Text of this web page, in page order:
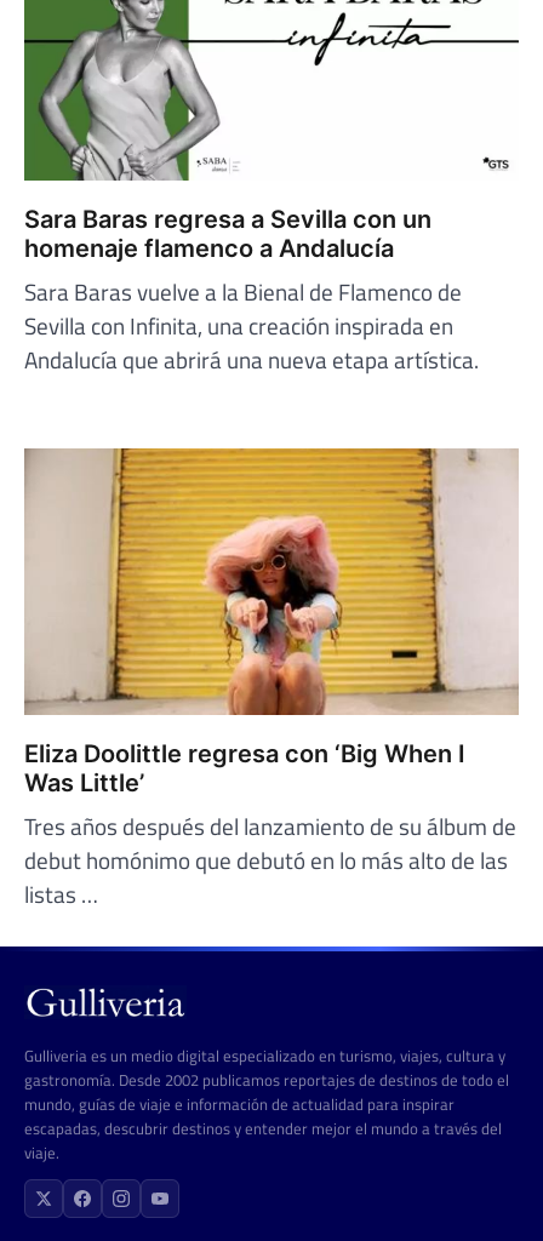
Sara Baras regresa a Sevilla con un
homenaje flamenco a Andalucía
Sara Baras vuelve a la Bienal de Flamenco de
Sevilla con Infinita, una creación inspirada en
Andalucía que abrirá una nueva etapa artística.
Eliza Doolittle regresa con ‘Big When I
Was Little’
Tres años después del lanzamiento de su álbum de
debut homónimo que debutó en lo más alto de las
listas …
Gulliveria es un medio digital especializado en turismo, viajes, cultura y
gastronomía. Desde 2002 publicamos reportajes de destinos de todo el
mundo, guías de viaje e información de actualidad para inspirar
escapadas, descubrir destinos y entender mejor el mundo a través del
viaje.